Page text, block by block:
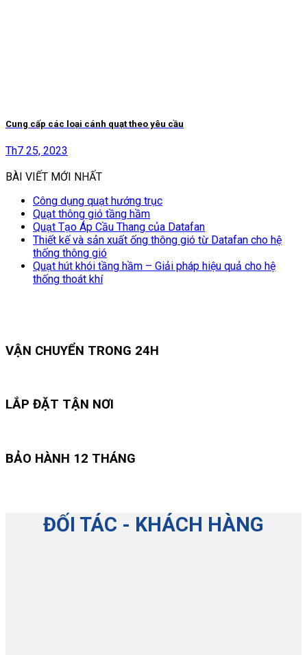
Cung cấp các loại cánh quạt theo yêu cầu
Th7 25, 2023
BÀI VIẾT MỚI NHẤT
Công dụng quạt hướng trục
Quạt thông gió tầng hầm
Quạt Tạo Áp Cầu Thang của Datafan
Thiết kế và sản xuất ống thông gió từ Datafan cho hệ
thống thông gió
Quạt hút khói tầng hầm – Giải pháp hiệu quả cho hệ
thống thoát khí
VẬN CHUYỂN TRONG 24H
LẮP ĐẶT TẬN NƠI
BẢO HÀNH 12 THÁNG
ĐỐI TÁC - KHÁCH HÀNG